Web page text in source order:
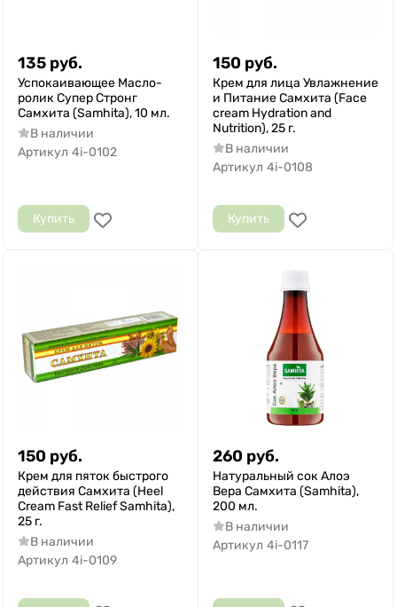
135 руб.
Успокаивающее Масло-
ролик Супер Стронг
Самхита (Samhita), 10 мл.
В наличии
Артикул 4i-0102
Купить
150 руб.
Крем для лица Увлажнение
и Питание Самхита (Face
cream Hydration and
Nutrition), 25 г.
В наличии
Артикул 4i-0108
Купить
150 руб.
Крем для пяток быстрого
действия Самхита (Heel
Cream Fast Relief Samhita),
25 г.
В наличии
Артикул 4i-0109
260 руб.
Натуральный сок Алоэ
Вера Самхита (Samhita),
200 мл.
В наличии
Артикул 4i-0117